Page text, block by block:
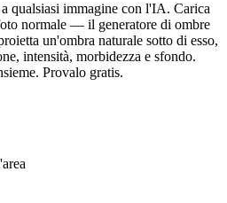
qualsiasi immagine con l'IA. Carica
normale — il generatore di ombre
un'ombra naturale sotto di esso,
intensità, morbidezza e sfondo.
Provalo gratis.